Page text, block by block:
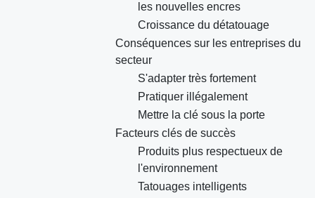
les nouvelles encres
Croissance du détatouage
Conséquences sur les entreprises du
secteur
S'adapter très fortement
Pratiquer illégalement
Mettre la clé sous la porte
Facteurs clés de succès
Produits plus respectueux de
l'environnement
Tatouages intelligents